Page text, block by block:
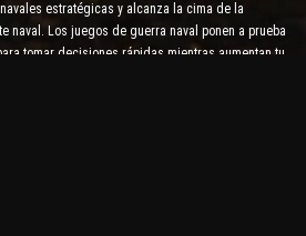
estratégicas y alcanza la cima de la
naval. Los juegos de guerra naval ponen a prueba
tomar decisiones rápidas mientras aumentan tu